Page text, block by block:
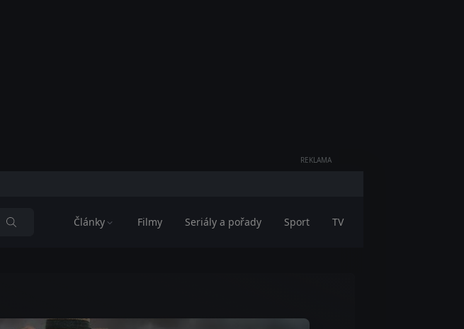
REKLAMA
Články Filmy Seriály a pořady Sport TV